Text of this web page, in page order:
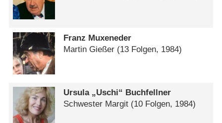
Franz Muxeneder
Martin Gießer (13 Folgen, 1984)
Ursula „Uschi“ Buchfellner
Schwester Margit (10 Folgen, 1984)